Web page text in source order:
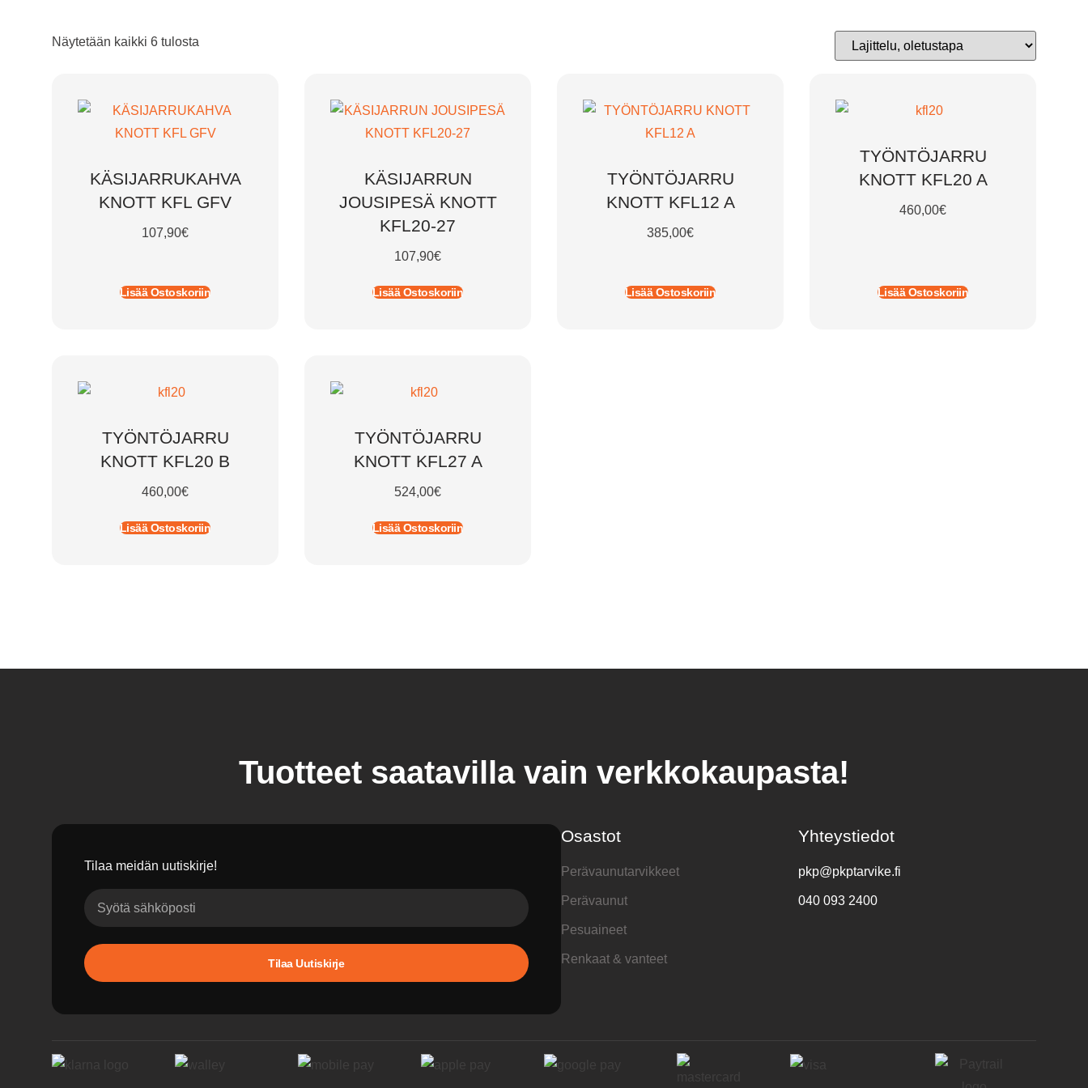
Näytetään kaikki 6 tulosta
KÄSIJARRUKAHVA
KNOTT KFL GFV
107,90€
Lisää Ostoskoriin
KÄSIJARRUN
JOUSIPESÄ KNOTT
KFL20-27
107,90€
Lisää Ostoskoriin
TYÖNTÖJARRU
KNOTT KFL12 A
385,00€
Lisää Ostoskoriin
TYÖNTÖJARRU
KNOTT KFL20 A
460,00€
Lisää Ostoskoriin
TYÖNTÖJARRU
KNOTT KFL20 B
460,00€
Lisää Ostoskoriin
TYÖNTÖJARRU
KNOTT KFL27 A
524,00€
Lisää Ostoskoriin
Tuotteet saatavilla vain verkkokaupasta!
Tilaa meidän uutiskirje!
Tilaa Uutiskirje
Osastot
Perävaunutarvikkeet
Perävaunut
Pesuaineet
Renkaat & vanteet
Yhteystiedot
pkp@pkptarvike.fi
040 093 2400